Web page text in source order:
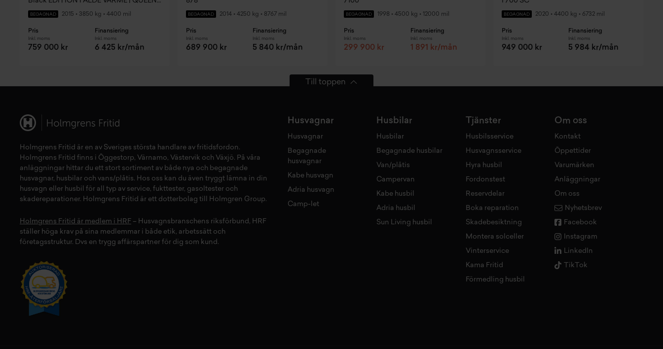
BEGAGNAD 2015 • 3850 kg • 4400 mil
Pris
Inkl. moms
759 000 kr
Finansiering
Inkl. moms
6 425 kr/mån
BEGAGNAD 2014 • 4250 kg • 8767 mil
Pris
Inkl. moms
689 900 kr
Finansiering
Inkl. moms
5 840 kr/mån
BEGAGNAD 1998 • 4500 kg • 12000 mil
Pris
Inkl. moms
299 900 kr
Finansiering
Inkl. moms
1 891 kr/mån
BEGAGNAD 2020 • 4400 kg • 6732 mil
Pris
Inkl. moms
949 000 kr
Finansiering
Inkl. moms
5 984 kr/mån
Till toppen
Holmgrens Fritid är en av Sveriges största handlare av fritidsfordon .
Holmgrens Fritid finns i Öggestorp, Värnamo, Västervik och Växjö. På våra
anläggningar hittar du ett stort sortiment av både nya och begagnade
husvagnar, husbilar och vans/plåtis. Hos oss kan du även tryggt lämna in din
husvagn eller husbil för all typ av service, fukttester, gasoltester och
skadereparationer. Holmgrens Fritid är ett dotterbolag till Holmgren Group.
Holmgrens Fritid är medlem i HRF – Husvagnsbranschens riksförbund, HRF
ställer höga krav på sina medlemmar i både etik, arbetssätt och
företagsstruktur. Dvs en trygg affärspartner för dig som kund.
Husvagnar
Husvagnar
Begagnade
husvagnar
Kabe husvagn
Adria husvagn
Camp-let
Husbilar
Husbilar
Begagnade husbilar
Van/plåtis
Campervan
Kabe husbil
Adria husbil
Sun Living husbil
Tjänster
Husbilsservice
Husvagnsservice
Hyra husbil
Fordonstest
Reservdelar
Boka reparation
Skadebesiktning
Montera solceller
Vinterservice
Kama Fritid
Förmedling husbil
Om oss
Kontakt
Öppettider
Varumärken
Anläggningar
Om oss
Nyhetsbrev
Facebook
Instagram
LinkedIn
TikTok